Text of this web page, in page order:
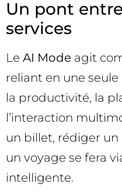
Un pont
services
Le AI Mode agit
reliant en une
la productivité, la
l’interaction
un billet, rédiger un
un voyage se fera
intelligente.